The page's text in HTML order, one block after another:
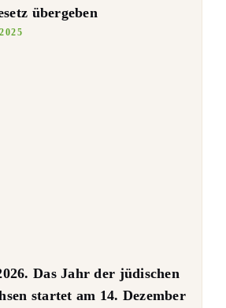
übergeben
Das Jahr der jüdischen
startet am 14. Dezember